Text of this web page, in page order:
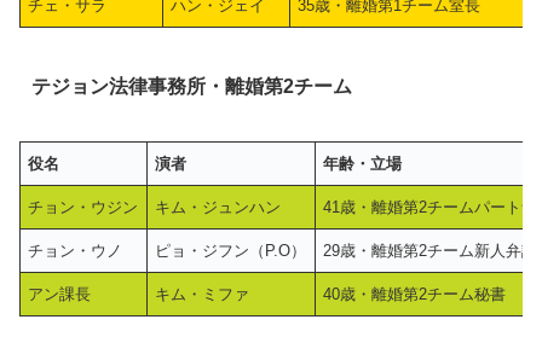
チェ・サラ ハン・ジェイ 35歳・離婚第1チーム室長
テジョン法律事務所・離婚第2チーム
役名 演者 年齢・立場
チョン・ウジン キム・ジュンハン 41歳・離婚第2チームパートナ
チョン・ウノ ピョ・ジフン（P.O） 29歳・離婚第2チーム新人弁護
アン課長 キム・ミファ 40歳・離婚第2チーム秘書